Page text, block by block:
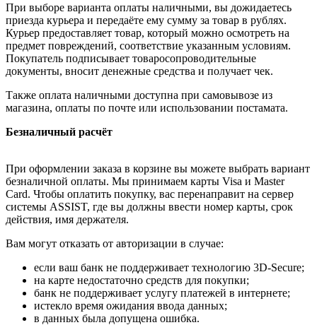
При выборе варианта оплаты наличными, вы дожидаетесь
приезда курьера и передаёте ему сумму за товар в рублях.
Курьер предоставляет товар, который можно осмотреть на
предмет повреждений, соответствие указанным условиям.
Покупатель подписывает товаросопроводительные
документы, вносит денежные средства и получает чек.
Также оплата наличными доступна при самовывозе из
магазина, оплаты по почте или использовании постамата.
Безналичный расчёт
При оформлении заказа в корзине вы можете выбрать вариант
безналичной оплаты. Мы принимаем карты Visa и Master
Card. Чтобы оплатить покупку, вас перенаправит на сервер
системы ASSIST, где вы должны ввести номер карты, срок
действия, имя держателя.
Вам могут отказать от авторизации в случае:
если ваш банк не поддерживает технологию 3D-Secure;
на карте недостаточно средств для покупки;
банк не поддерживает услугу платежей в интернете;
истекло время ожидания ввода данных;
в данных была допущена ошибка.